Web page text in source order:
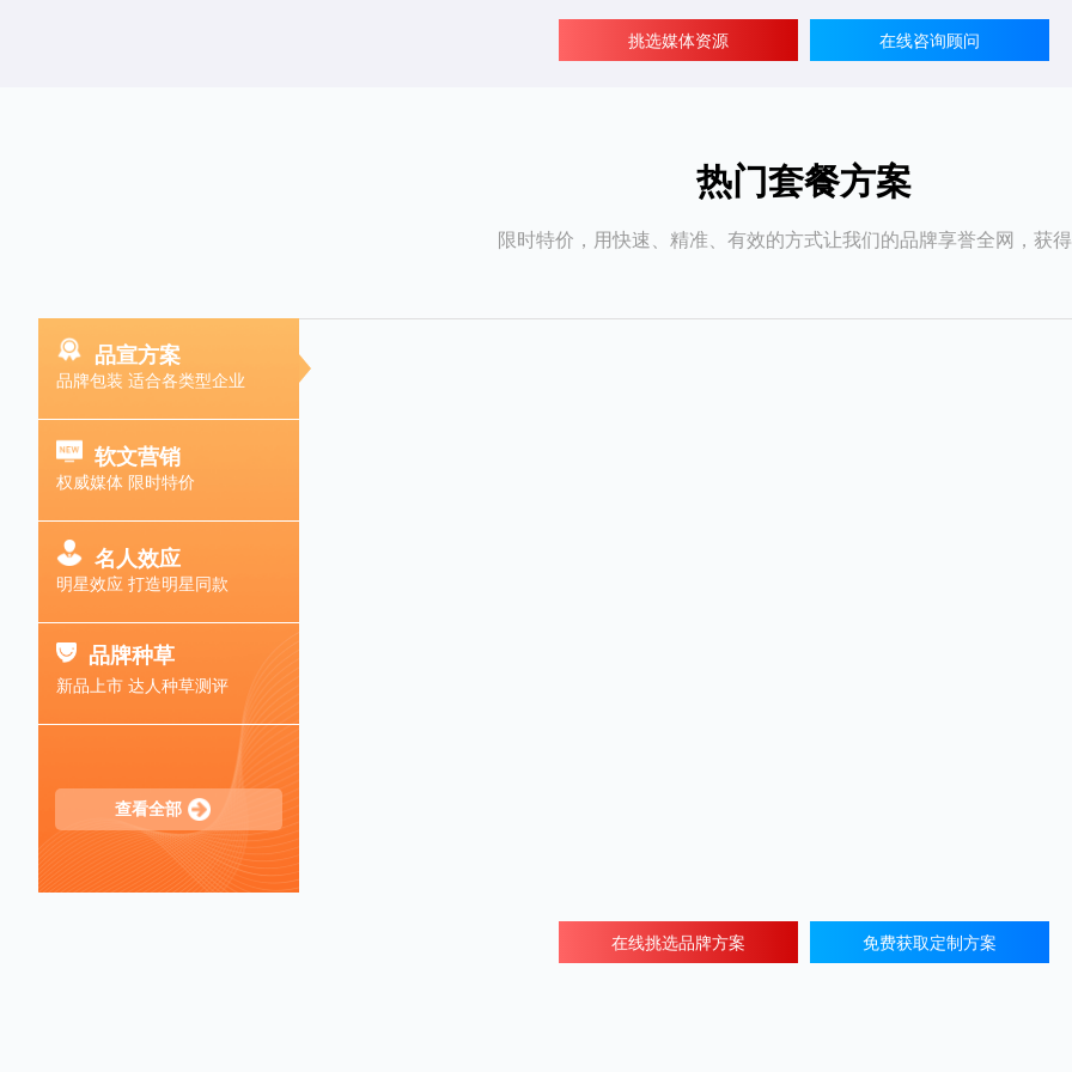
挑选媒体资源 在线咨询顾问
热门套餐方案
限时特价，用快速、精准、有效的方式让我们的品牌享誉全网，获
品宣方案
品牌包装 适合各类型企业
软文营销
权威媒体 限时特价
名人效应
明星效应 打造明星同款
品牌种草
新品上市 达人种草测评
查看全部
在线挑选品牌方案 免费获取定制方案